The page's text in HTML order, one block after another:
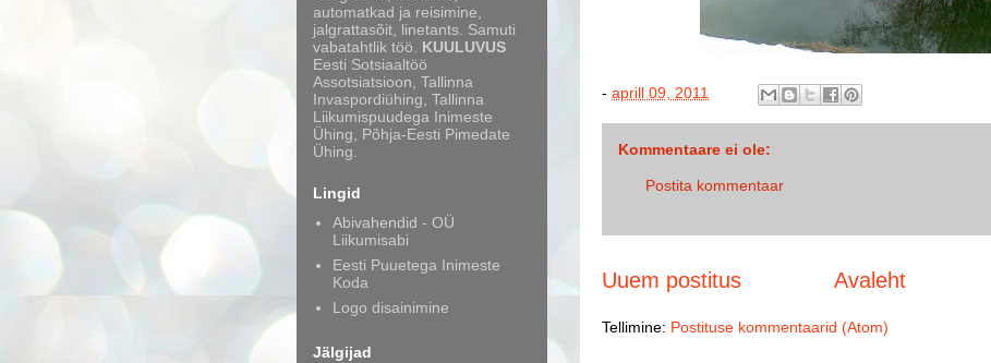
- aprill 09, 2011
Kommentaare ei ole:
Postita kommentaar
Uuem postitus Avaleht
Tellimine: Postituse kommentaarid (Atom)
automatkad ja reisimine,
jalgrattasõit, linetants. Samuti
vabatahtlik töö. KUULUVUS
Eesti Sotsiaaltöö
Assotsiatsioon, Tallinna
Invaspordiühing, Tallinna
Liikumispuudega Inimeste
Ühing, Põhja-Eesti Pimedate
Ühing.
Lingid
Abivahendid - OÜ
Liikumisabi
Eesti Puuetega Inimeste
Koda
Logo disainimine
Jälgijad